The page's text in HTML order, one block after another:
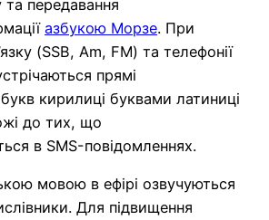
та передавання
азбукою Морзе. При
(SSB, Am, FM) та телефонії
прямі
букв кирилиці буквами латиниці
до тих, що
в SMS-повідомленнях.
мовою в ефірі озвучуються
Для підвищення